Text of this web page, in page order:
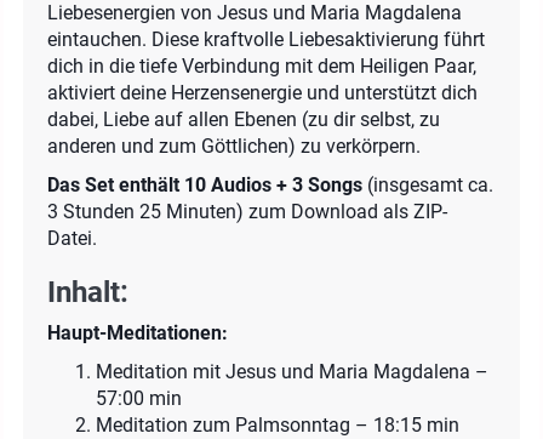
Liebesenergien von Jesus und Maria Magdalena
eintauchen. Diese kraftvolle Liebesaktivierung führt
dich in die tiefe Verbindung mit dem Heiligen Paar,
aktiviert deine Herzensenergie und unterstützt dich
dabei, Liebe auf allen Ebenen (zu dir selbst, zu
anderen und zum Göttlichen) zu verkörpern.
Das Set enthält 10 Audios + 3 Songs (insgesamt ca.
3 Stunden 25 Minuten) zum Download als ZIP-
Datei.
Inhalt:
Haupt-Meditationen:
Meditation mit Jesus und Maria Magdalena –
57:00 min
Meditation zum Palmsonntag – 18:15 min